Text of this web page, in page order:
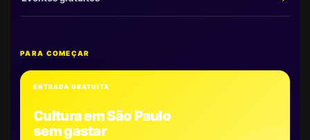
PARA COMEÇAR
ENTRADA GRATUITA
Cultura em São Paulo
sem gastar